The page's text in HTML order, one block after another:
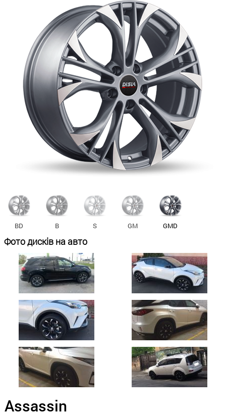
BD B S GM GMD
Фото дисків на авто
Assassin